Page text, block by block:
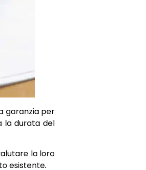
garanzia per
la durata del
la loro
esistente.